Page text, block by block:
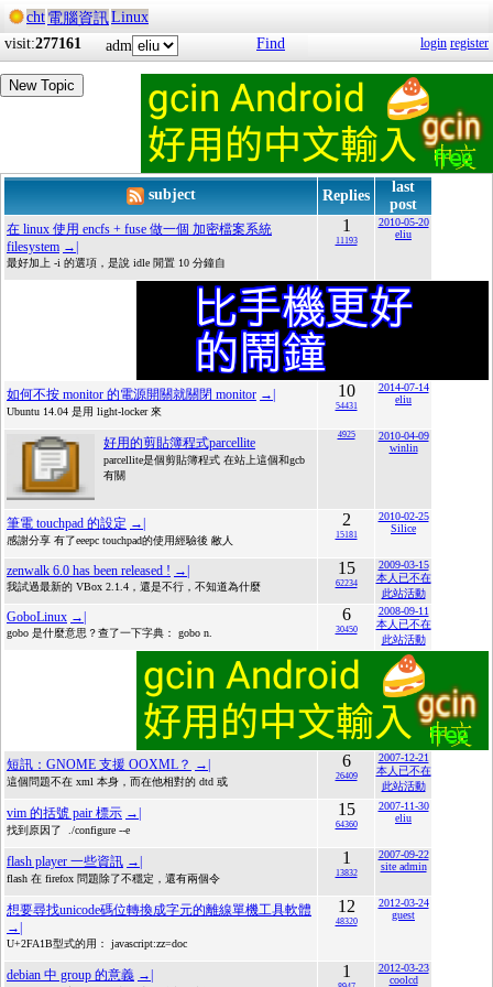
cht 電腦資訊Linux
visit:277161 adm Find login register
New Topic
subject Replies
last
post
在 linux 使用 encfs + fuse 做一個 加密檔案系統
filesystem →|
最好加上 -i 的選項，是說 idle 閒置 10 分鐘自
1
11193
2010-05-20
eliu
如何不按 monitor 的電源開關就關閉 monitor →|
Ubuntu 14.04 是用 light-locker 來
10
54431
2014-07-14
eliu
好用的剪貼簿程式parcellite
parcellite是個剪貼簿程式 在站上這個和gcb
有關
4925
2010-04-09
winlin
筆電 touchpad 的設定 →|
感謝分享 有了eeepc touchpad的使用經驗後 敝人
2
15181
2010-02-25
Silice
zenwalk 6.0 has been released ! →|
我試過最新的 VBox 2.1.4，還是不行，不知道為什麼
15
62234
2009-03-15
本人已不在
此站活動
GoboLinux →|
gobo 是什麼意思？查了一下字典： gobo n.
6
30450
2008-09-11
本人已不在
此站活動
短訊：GNOME 支援 OOXML？ →|
這個問題不在 xml 本身，而在他相對的 dtd 或
6
26409
2007-12-21
本人已不在
此站活動
vim 的括號 pair 標示 →|
找到原因了 ./configure --e
15
64360
2007-11-30
eliu
flash player 一些資訊 →|
flash 在 firefox 問題除了不穩定，還有兩個令
1
13832
2007-09-22
site admin
想要尋找unicode碼位轉換成字元的離線單機工具軟體
→|
U+2FA1B型式的用： javascript:zz=doc
12
48320
2012-03-24
guest
debian 中 group 的意義 →| 1
2012-03-23
coolcd